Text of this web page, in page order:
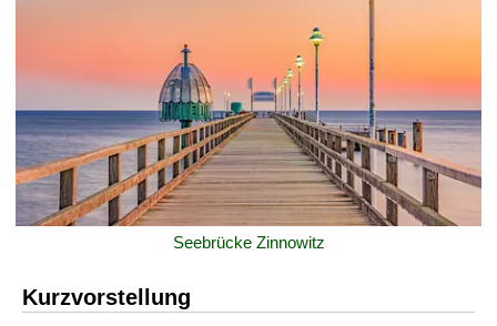
Seebrücke Zinnowitz
Kurzvorstellung